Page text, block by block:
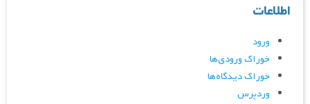
اطلاعات
ورود
خوراک ورودی‌ها
خوراک دیدگاه‌ها
وردپرس